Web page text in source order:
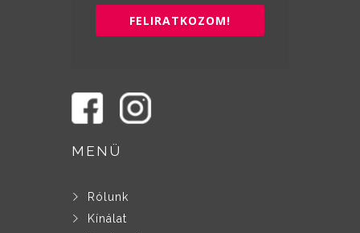
FELIRATKOZOM!
MENÜ
Rólunk
Kínálat